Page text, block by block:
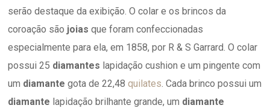
serão destaque da exibição. O colar e os brincos da
coroação são joias que foram confeccionadas
especialmente para ela, em 1858, por R & S Garrard. O colar
possui 25 diamantes lapidação cushion e um pingente com
um diamante gota de 22,48quilates. Cada brinco possui um
diamante lapidação brilhante grande, um diamante